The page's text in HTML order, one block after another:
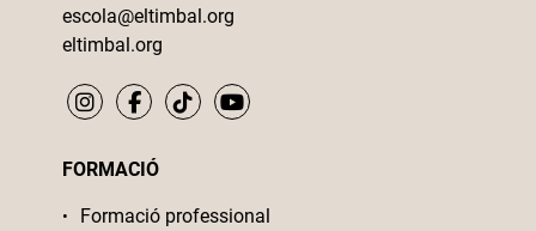
escola@eltimbal.org
eltimbal.org
FORMACIÓ
Formació professional